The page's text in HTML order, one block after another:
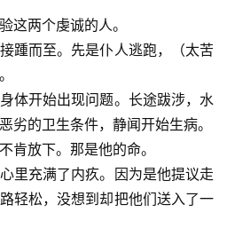
这两个虔诚的人。
踵而至。先是仆人逃跑，（太苦
体开始出现问题。长途跋涉，水
劣的卫生条件，静闻开始生病。
肯放下。那是他的命。
里充满了内疚。因为是他提议走
轻松，没想到却把他们送入了一